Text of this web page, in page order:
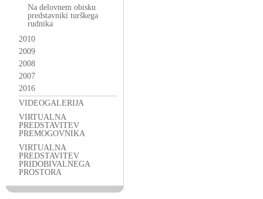
Na delovnem obisku
predstavniki turškega
rudnika
2010
2009
2008
2007
2016
VIDEOGALERIJA
VIRTUALNA
PREDSTAVITEV
PREMOGOVNIKA
VIRTUALNA
PREDSTAVITEV
PRIDOBIVALNEGA
PROSTORA